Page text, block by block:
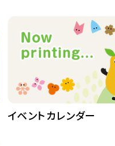
407
423
83
イベントカレンダー